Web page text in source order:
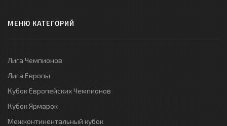
МЕНЮ КАТЕГОРИЙ
Лига Чемпионов
Лига Европы
Кубок Европейских Чемпионов
Кубок Ярмарок
Межконтинентальный кубок